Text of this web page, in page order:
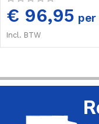
€ 96,95 per
Incl. BTW